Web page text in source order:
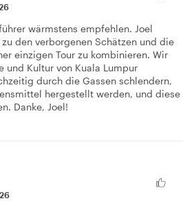
wärmstens empfehlen. Joel
den verborgenen Schätzen und die
einzigen Tour zu kombinieren. Wir
und Kultur von Kuala Lumpur
durch die Gassen schlendern,
hergestellt werden, und diese
Danke, Joel!